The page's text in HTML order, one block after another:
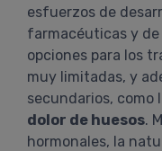
esfuerzos de
farmacéuticas y
opciones para los
muy limitadas, y
secundarios, como
dolor de huesos.
hormonales, la